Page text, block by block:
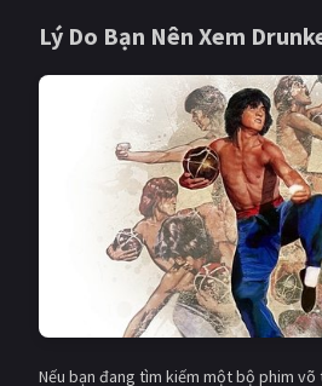
Lý Do Bạn Nên Xem
Nếu bạn đang tìm kiếm một bộ phim